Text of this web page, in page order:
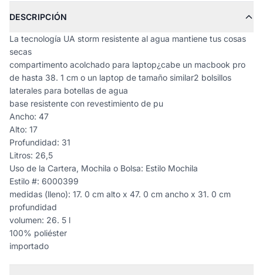
DESCRIPCIÓN
La tecnología UA storm resistente al agua mantiene tus cosas
secas
compartimento acolchado para laptop¿cabe un macbook pro
de hasta 38. 1 cm o un laptop de tamaño similar2 bolsillos
laterales para botellas de agua
base resistente con revestimiento de pu
Ancho: 47
Alto: 17
Profundidad: 31
Litros: 26,5
Uso de la Cartera, Mochila o Bolsa: Estilo Mochila
Estilo #: 6000399
medidas (lleno): 17. 0 cm alto x 47. 0 cm ancho x 31. 0 cm
profundidad
volumen: 26. 5 l
100% poliéster
importado